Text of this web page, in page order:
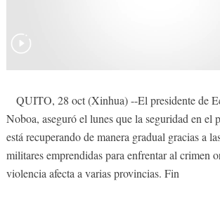
QUITO, 28 oct (Xinhua) --El presidente de
Noboa, aseguró el lunes que la seguridad en el
está recuperando de manera gradual gracias a
militares emprendidas para enfrentar al crimen
violencia afecta a varias provincias. Fin